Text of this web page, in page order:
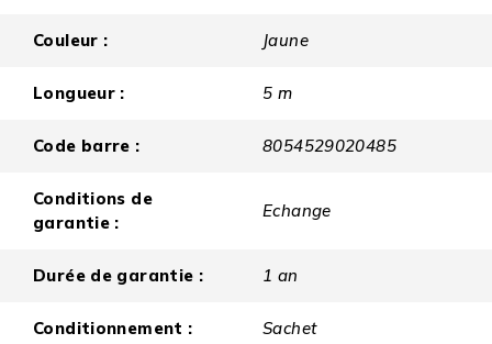
Couleur : Jaune
Longueur : 5 m
Code barre : 8054529020485
Conditions de
garantie :
Echange
Durée de garantie : 1 an
Conditionnement : Sachet